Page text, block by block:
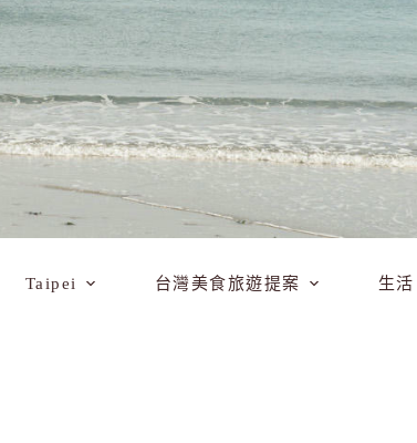
Taipei 台灣美食旅遊提案 生活